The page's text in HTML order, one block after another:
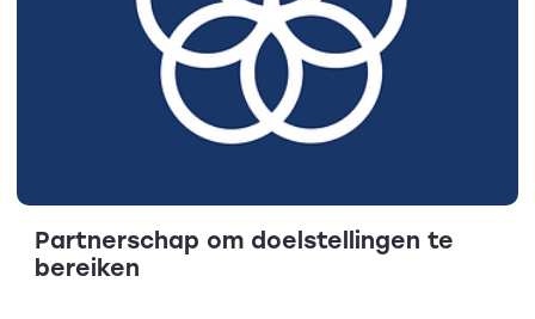
Partnerschap om doelstellingen te
bereiken